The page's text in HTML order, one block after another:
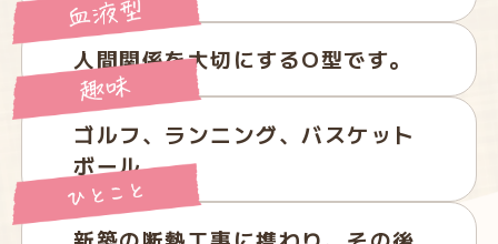
人間関係を大切にするO型です。
ゴルフ、ランニング、バスケット
ボール